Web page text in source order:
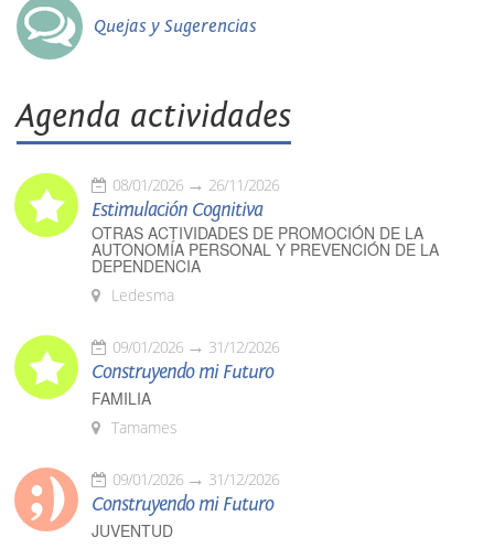
Quejas y Sugerencias
Agenda actividades
08/01/2026 26/11/2026
Estimulación Cognitiva
OTRAS ACTIVIDADES DE PROMOCIÓN DE LA
AUTONOMÍA PERSONAL Y PREVENCIÓN DE LA
DEPENDENCIA
Ledesma
09/01/2026 31/12/2026
Construyendo mi Futuro
FAMILIA
Tamames
09/01/2026 31/12/2026
Construyendo mi Futuro
JUVENTUD